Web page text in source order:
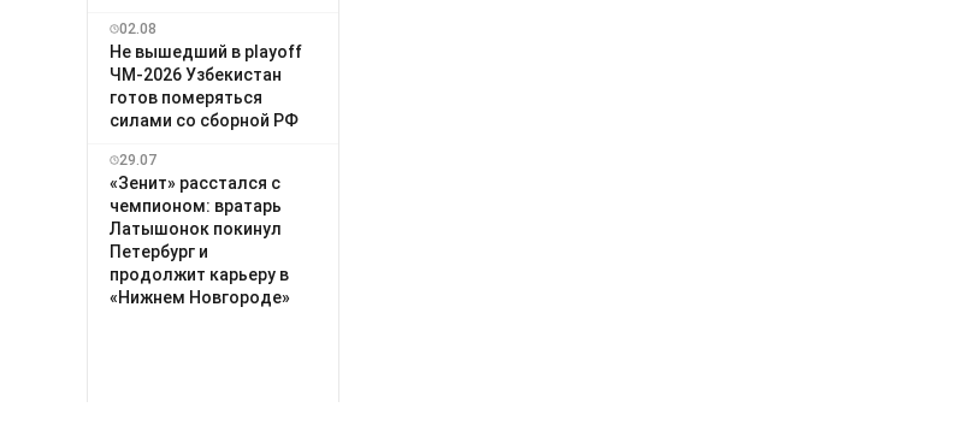
02.08
Не вышедший в playoff
ЧМ-2026 Узбекистан
готов померяться
силами со сборной РФ
29.07
«Зенит» расстался с
чемпионом: вратарь
Латышонок покинул
Петербург и
продолжит карьеру в
«Нижнем Новгороде»